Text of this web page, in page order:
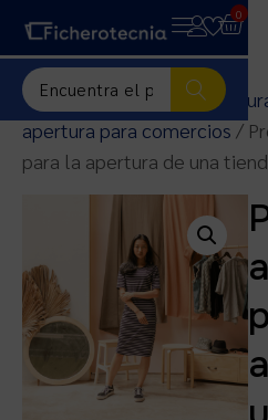
0
Inicio/Proyectos de
apertura para comercios /
para la apertura de una